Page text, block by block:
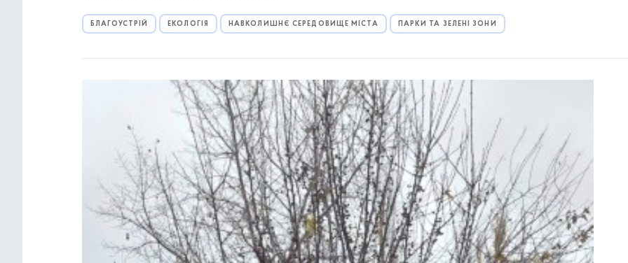
БЛАГОУСТРІЙ ЕКОЛОГІЯ НАВКОЛИШНЄ СЕРЕДОВИЩЕ МІСТА ПАРКИ ТА ЗЕЛЕНІ ЗОНИ